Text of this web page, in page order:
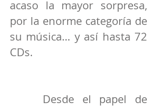
acaso la mayor sorpresa,
por la enorme categoría de
su música… y así hasta 72
CDs.
Desde el papel de